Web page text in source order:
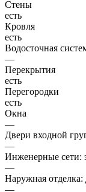
Стены
есть
Кровля
есть
Водосточная
—
Перекрытия
есть
Перегородки
есть
Окна
—
Двери входной
—
Инженерные сети:
—
Наружная отделка:
—